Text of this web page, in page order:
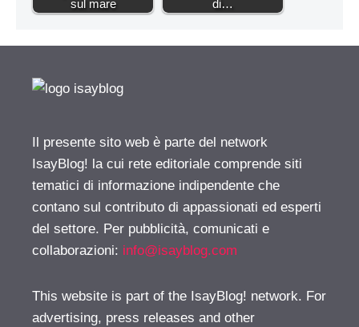
sul mare
di…
Il presente sito web è parte del network
IsayBlog! la cui rete editoriale comprende siti
tematici di informazione indipendente che
contano sul contributo di appassionati ed esperti
del settore. Per pubblicità, comunicati e
collaborazioni: info@isayblog.com
This website is part of the IsayBlog! network. For
advertising, press releases and other